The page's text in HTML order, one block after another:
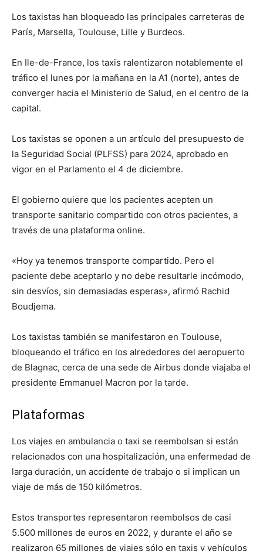
Los taxistas han bloqueado las principales carreteras de
París, Marsella, Toulouse, Lille y Burdeos.
En Ile-de-France, los taxis ralentizaron notablemente el
tráfico el lunes por la mañana en la A1 (norte), antes de
converger hacia el Ministerio de Salud, en el centro de la
capital.
Los taxistas se oponen a un artículo del presupuesto de
la Seguridad Social (PLFSS) para 2024, aprobado en
vigor en el Parlamento el 4 de diciembre.
El gobierno quiere que los pacientes acepten un
transporte sanitario compartido con otros pacientes, a
través de una plataforma online.
«Hoy ya tenemos transporte compartido. Pero el
paciente debe aceptarlo y no debe resultarle incómodo,
sin desvíos, sin demasiadas esperas», afirmó Rachid
Boudjema.
Los taxistas también se manifestaron en Toulouse,
bloqueando el tráfico en los alrededores del aeropuerto
de Blagnac, cerca de una sede de Airbus donde viajaba el
presidente Emmanuel Macron por la tarde.
Plataformas
Los viajes en ambulancia o taxi se reembolsan si están
relacionados con una hospitalización, una enfermedad de
larga duración, un accidente de trabajo o si implican un
viaje de más de 150 kilómetros.
Estos transportes representaron reembolsos de casi
5.500 millones de euros en 2022, y durante el año se
realizaron 65 millones de viajes sólo en taxis y vehículos